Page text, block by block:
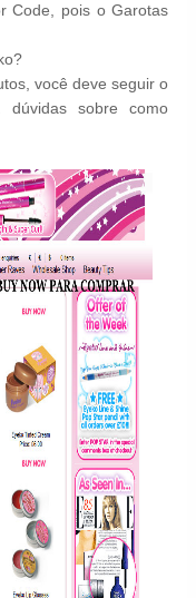
Code, pois o Garotas
você deve seguir o
sobre como